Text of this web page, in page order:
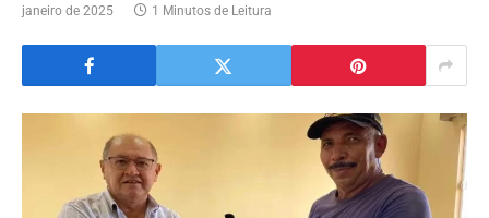
janeiro de 2025
1 Minutos de Leitura